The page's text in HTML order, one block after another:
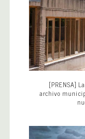
[PRENSA]
archivo